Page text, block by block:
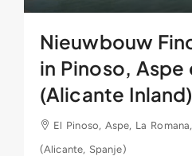
Nieuwbouw
in Pinoso,
(Alicante Inland)
El Pinoso, Aspe, La
(Alicante, Spanje)